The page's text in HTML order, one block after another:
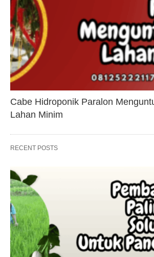
Cabe Hidroponik Paralon
Lahan Minim
RECENT POSTS